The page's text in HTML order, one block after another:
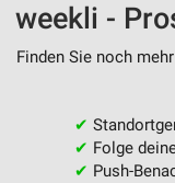
weekli -
Finden Sie noch
✔
✔ Folge
✔ Push-